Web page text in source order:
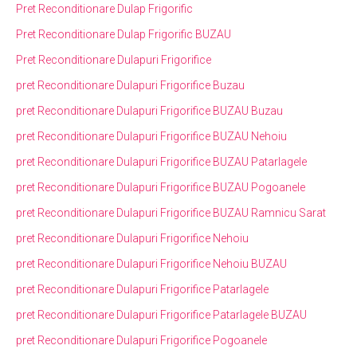
Pret Reconditionare Dulap Frigorific
Pret Reconditionare Dulap Frigorific BUZAU
Pret Reconditionare Dulapuri Frigorifice
pret Reconditionare Dulapuri Frigorifice Buzau
pret Reconditionare Dulapuri Frigorifice BUZAU Buzau
pret Reconditionare Dulapuri Frigorifice BUZAU Nehoiu
pret Reconditionare Dulapuri Frigorifice BUZAU Patarlagele
pret Reconditionare Dulapuri Frigorifice BUZAU Pogoanele
pret Reconditionare Dulapuri Frigorifice BUZAU Ramnicu Sarat
pret Reconditionare Dulapuri Frigorifice Nehoiu
pret Reconditionare Dulapuri Frigorifice Nehoiu BUZAU
pret Reconditionare Dulapuri Frigorifice Patarlagele
pret Reconditionare Dulapuri Frigorifice Patarlagele BUZAU
pret Reconditionare Dulapuri Frigorifice Pogoanele